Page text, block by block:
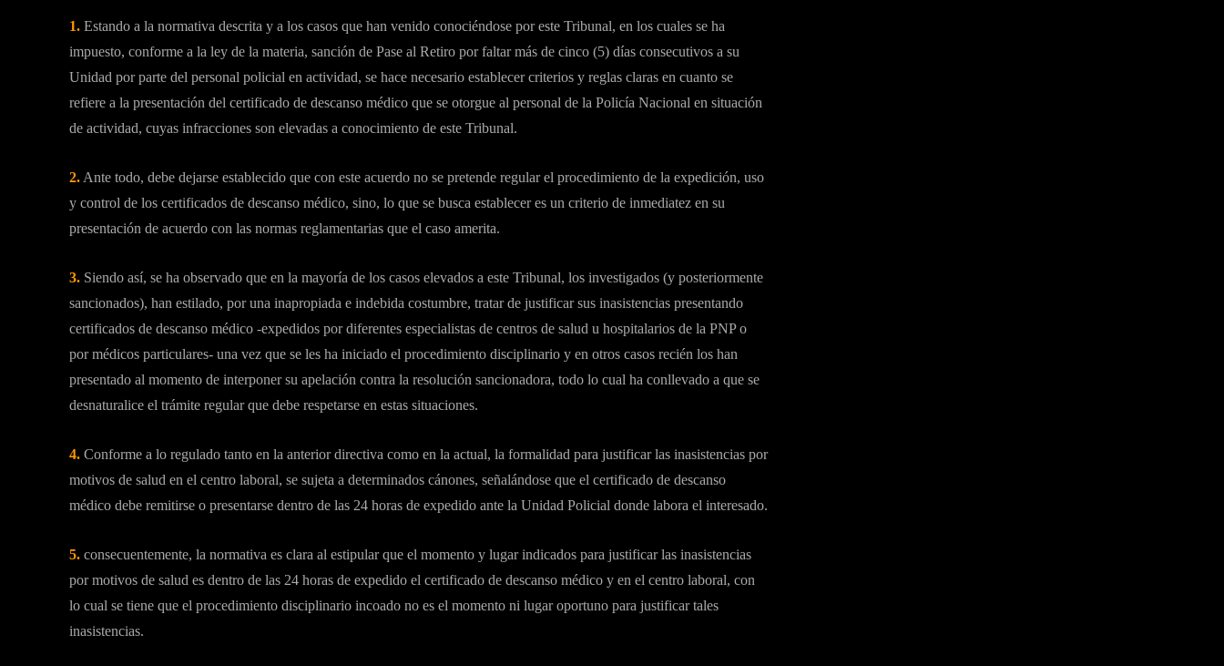
1. Estando a la normativa descrita y a los casos que han venido conociéndose por este Tribunal, en los cuales se ha
impuesto, conforme a la ley de la materia, sanción de Pase al Retiro por faltar más de cinco (5) días consecutivos a su
Unidad por parte del personal policial en actividad, se hace necesario establecer criterios y reglas claras en cuanto se
refiere a la presentación del certificado de descanso médico que se otorgue al personal de la Policía Nacional en situación
de actividad, cuyas infracciones son elevadas a conocimiento de este Tribunal.
2. Ante todo, debe dejarse establecido que con este acuerdo no se pretende regular el procedimiento de la expedición, uso
y control de los certificados de descanso médico, sino, lo que se busca establecer es un criterio de inmediatez en su
presentación de acuerdo con las normas reglamentarias que el caso amerita.
3. Siendo así, se ha observado que en la mayoría de los casos elevados a este Tribunal, los investigados (y posteriormente
sancionados), han estilado, por una inapropiada e indebida costumbre, tratar de justificar sus inasistencias presentando
certificados de descanso médico -expedidos por diferentes especialistas de centros de salud u hospitalarios de la PNP o
por médicos particulares- una vez que se les ha iniciado el procedimiento disciplinario y en otros casos recién los han
presentado al momento de interponer su apelación contra la resolución sancionadora, todo lo cual ha conllevado a que se
desnaturalice el trámite regular que debe respetarse en estas situaciones.
4. Conforme a lo regulado tanto en la anterior directiva como en la actual, la formalidad para justificar las inasistencias por
motivos de salud en el centro laboral, se sujeta a determinados cánones, señalándose que el certificado de descanso
médico debe remitirse o presentarse dentro de las 24 horas de expedido ante la Unidad Policial donde labora el interesado.
5. consecuentemente, la normativa es clara al estipular que el momento y lugar indicados para justificar las inasistencias
por motivos de salud es dentro de las 24 horas de expedido el certificado de descanso médico y en el centro laboral, con
lo cual se tiene que el procedimiento disciplinario incoado no es el momento ni lugar oportuno para justificar tales
inasistencias.